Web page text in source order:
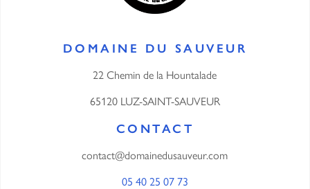
DOMAINE DU SAUVEUR
22 Chemin de la Hountalade
65120 LUZ-SAINT-SAUVEUR
CONTACT
contact@domainedusauveur.com
05 40 25 07 73